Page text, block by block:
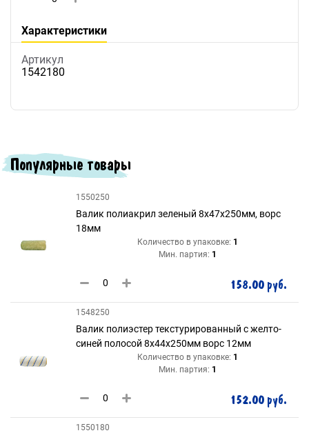
Характеристики
Артикул
1542180
Популярные товары
1550250
Валик полиакрил зеленый 8х47х250мм, ворс
18мм
Количество в упаковке: 1
Мин. партия: 1
158.00 руб.
1548250
Валик полиэстер текстурированный с желто-
синей полосой 8х44х250мм ворс 12мм
Количество в упаковке: 1
Мин. партия: 1
152.00 руб.
1550180